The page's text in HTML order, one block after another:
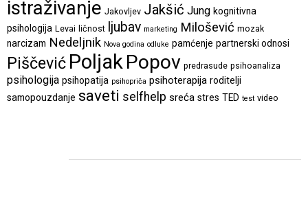
istraživanje Jakovljev Jakšić Jung kognitivna
psihologija Levai ličnost ljubav marketing Milošević mozak
narcizam Nedeljnik Nova godina odluke pamćenje partnerski odnosi
Piščević PoljakPopov predrasude psihoanaliza
psihologija psihopatija psihopriča psihoterapija roditelji
samopouzdanje saveti selfhelp sreća stres TED test video